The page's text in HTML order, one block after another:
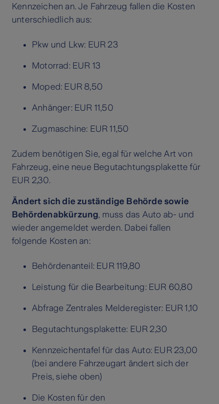
Kennzeichen an. Je Fahrzeug fallen die Kosten
unterschiedlich aus:
Pkw und Lkw: EUR 23
Motorrad: EUR 13
Moped: EUR 8,50
Anhänger: EUR 11,50
Zugmaschine: EUR 11,50
Zudem benötigen Sie, egal für welche Art von
Fahrzeug, eine neue Begutachtungsplakette für
EUR 2,30.
Ändert sich die zuständige Behörde sowie
Behördenabkürzung, muss das Auto ab- und
wieder angemeldet werden. Dabei fallen
folgende Kosten an:
Behördenanteil: EUR 119,80
Leistung für die Bearbeitung: EUR 60,80
Abfrage Zentrales Melderegister: EUR 1,10
Begutachtungsplakette: EUR 2,30
Kennzeichentafel für das Auto: EUR 23,00
(bei andere Fahrzeugart ändert sich der
Preis, siehe oben)
Die Kosten für den